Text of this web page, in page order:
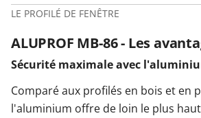
LE PROFILÉ DE FENÊTRE
ALUPROF MB-86 - Les
Sécurité maximale avec
Comparé aux profilés en bois et en
l'aluminium offre de loin le plus